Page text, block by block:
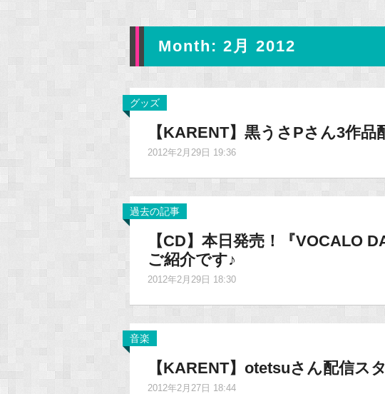
Month: 2月 2012
グッズ
【KARENT】黒うさPさん3作品
2012年2月29日 19:36
過去の記事
【CD】本日発売！『VOCALO
ご紹介です♪
2012年2月29日 18:30
音楽
【KARENT】otetsuさん配信ス
2012年2月27日 18:44